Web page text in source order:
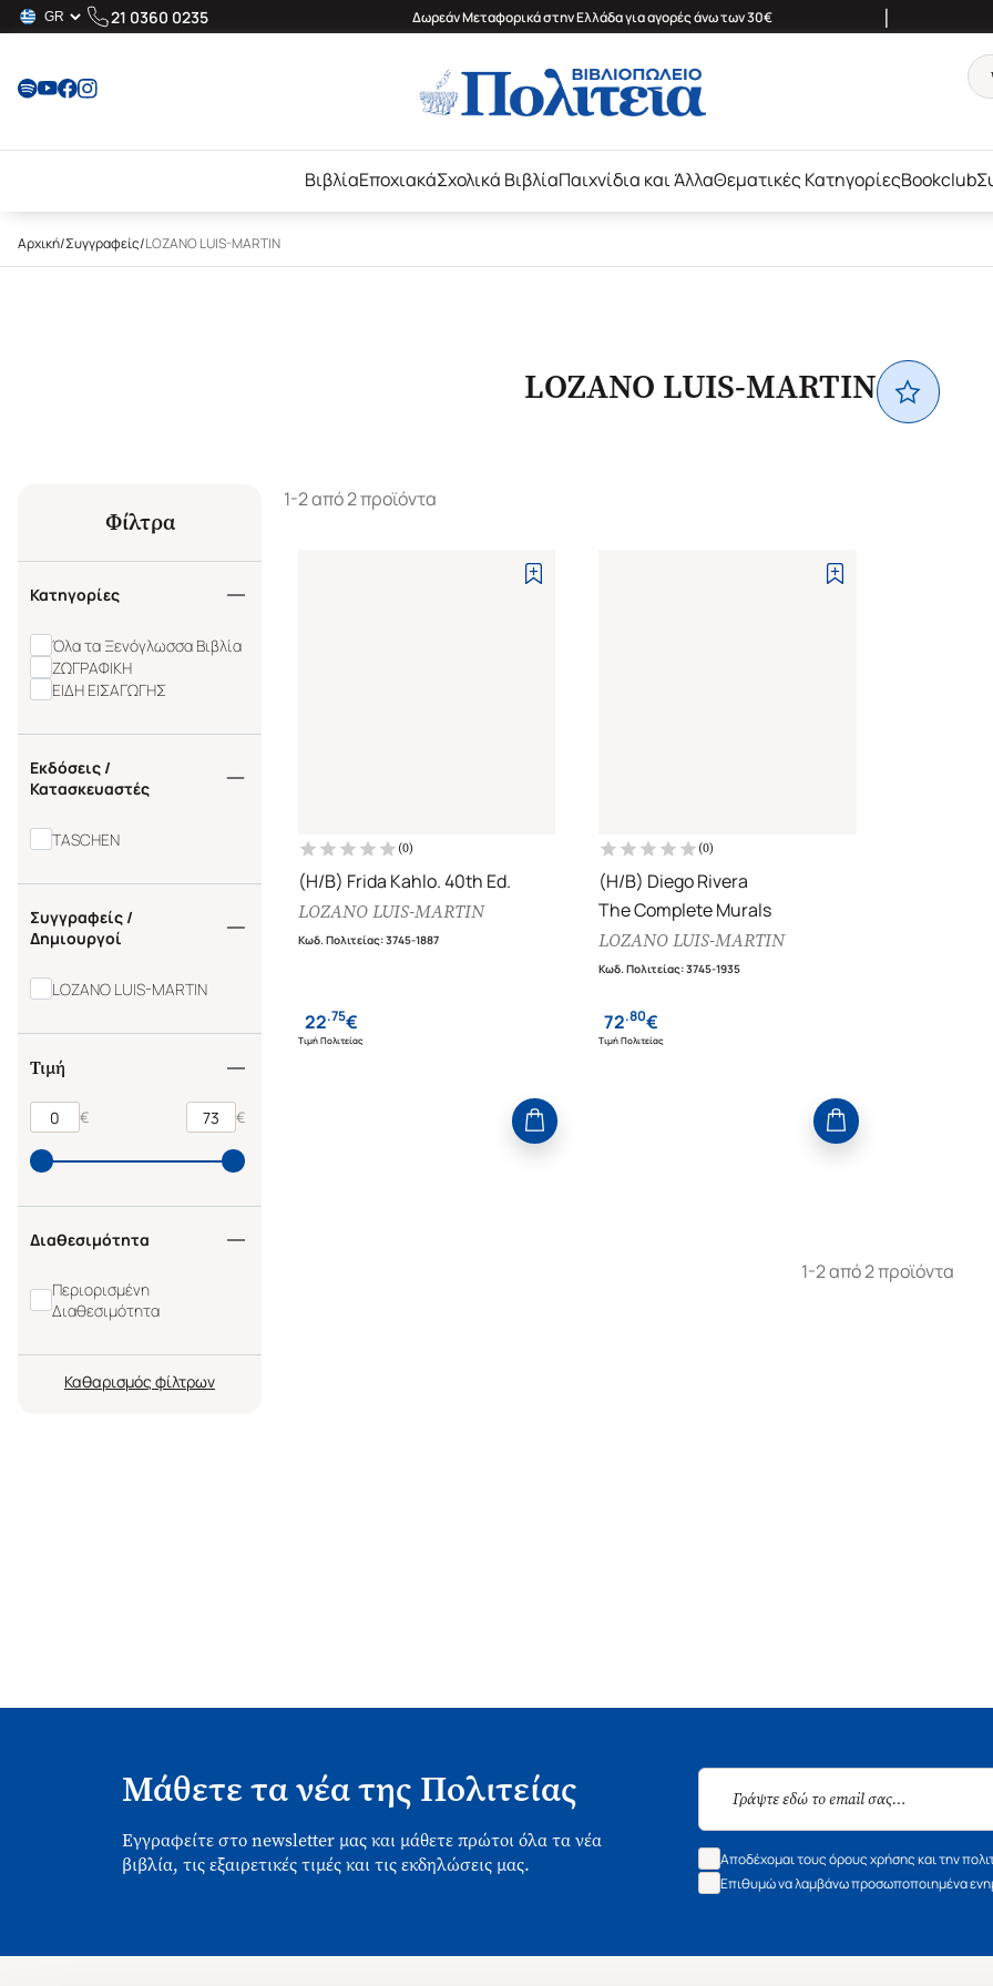
21 0360 0235 Δωρεάν Μεταφορικά στην Ελλάδα για αγορές άνω των 30€ |
ΒιβλίαΕποχιακάΣχολικά ΒιβλίαΠαιχνίδια και ΆλλαΘεματικές ΚατηγορίεςBookclub
Αρχική/Συγγραφείς/LOZANO LUIS-MARTIN
LOZANO LUIS-MARTIN
Φίλτρα
Κατηγορίες
Όλα τα Ξενόγλωσσα Βιβλία
ΖΩΓΡΑΦΙΚΗ
ΕΙΔΗ ΕΙΣΑΓΩΓΗΣ
Εκδόσεις /
Κατασκευαστές
TASCHEN
Συγγραφείς /
Δημιουργοί
LOZANO LUIS-MARTIN
Τιμή
€ €
Διαθεσιμότητα
Περιορισμένη
Διαθεσιμότητα
Καθαρισμός
1-2 από 2 προϊόντα
(0)
(H/B) Frida Kahlo. 40th Ed.
LOZANO LUIS-MARTIN
Κωδ. Πολιτείας:3745-1887
22.75€
Τιμή Πολιτείας
(0)
(H/B) Diego Rivera
The Complete Murals
LOZANO LUIS-MARTIN
Κωδ. Πολιτείας:3745-1935
72.80€
Τιμή Πολιτείας
1-2 από 2 προϊόντα
Μάθετε τα νέα της Πολιτείας
Εγγραφείτε στο newsletter μας και μάθετε πρώτοι όλα τα νέα
βιβλία, τις εξαιρετικές τιμές και τις εκδηλώσεις μας.
Αποδέχομαι τους όρους χρήσης και την
Επιθυμώ να λαμβάνω προσωποποιημένα